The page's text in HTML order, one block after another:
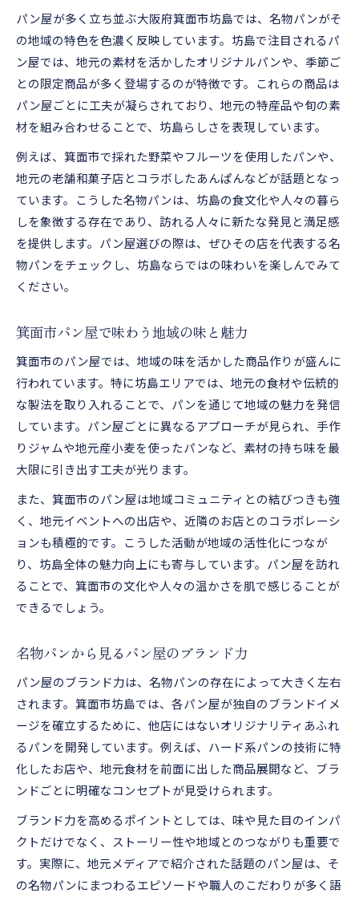
パン屋が多く立ち並ぶ大阪府箕面市坊島では、名物パンがそ
の地域の特色を色濃く反映しています。坊島で注目されるパ
ン屋では、地元の素材を活かしたオリジナルパンや、季節ご
との限定商品が多く登場するのが特徴です。これらの商品は
パン屋ごとに工夫が凝らされており、地元の特産品や旬の素
材を組み合わせることで、坊島らしさを表現しています。
例えば、箕面市で採れた野菜やフルーツを使用したパンや、
地元の老舗和菓子店とコラボしたあんぱんなどが話題となっ
ています。こうした名物パンは、坊島の食文化や人々の暮ら
しを象徴する存在であり、訪れる人々に新たな発見と満足感
を提供します。パン屋選びの際は、ぜひその店を代表する名
物パンをチェックし、坊島ならではの味わいを楽しんでみて
ください。
箕面市パン屋で味わう地域の味と魅力
箕面市のパン屋では、地域の味を活かした商品作りが盛んに
行われています。特に坊島エリアでは、地元の食材や伝統的
な製法を取り入れることで、パンを通じて地域の魅力を発信
しています。パン屋ごとに異なるアプローチが見られ、手作
りジャムや地元産小麦を使ったパンなど、素材の持ち味を最
大限に引き出す工夫が光ります。
また、箕面市のパン屋は地域コミュニティとの結びつきも強
く、地元イベントへの出店や、近隣のお店とのコラボレーシ
ョンも積極的です。こうした活動が地域の活性化につなが
り、坊島全体の魅力向上にも寄与しています。パン屋を訪れ
ることで、箕面市の文化や人々の温かさを肌で感じることが
できるでしょう。
名物パンから見るパン屋のブランド力
パン屋のブランド力は、名物パンの存在によって大きく左右
されます。箕面市坊島では、各パン屋が独自のブランドイメ
ージを確立するために、他店にはないオリジナリティあふれ
るパンを開発しています。例えば、ハード系パンの技術に特
化したお店や、地元食材を前面に出した商品展開など、ブラ
ンドごとに明確なコンセプトが見受けられます。
ブランド力を高めるポイントとしては、味や見た目のインパ
クトだけでなく、ストーリー性や地域とのつながりも重要で
す。実際に、地元メディアで紹介された話題のパン屋は、そ
の名物パンにまつわるエピソードや職人のこだわりが多く語